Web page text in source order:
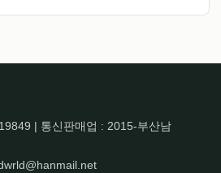
| 통신판매업 : 2015-부산남